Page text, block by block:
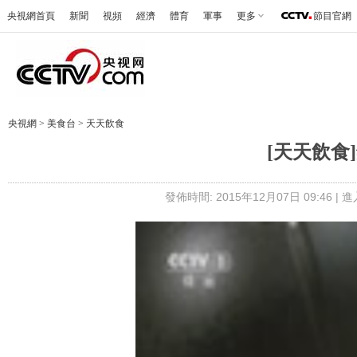
央視網首頁 新聞 視頻 經濟 體育 軍事 更多 節目官網
央視網 > 美食台 > 天天飲食
[天天飲食
發佈時間: 2015年12月07日 09:46 | 進